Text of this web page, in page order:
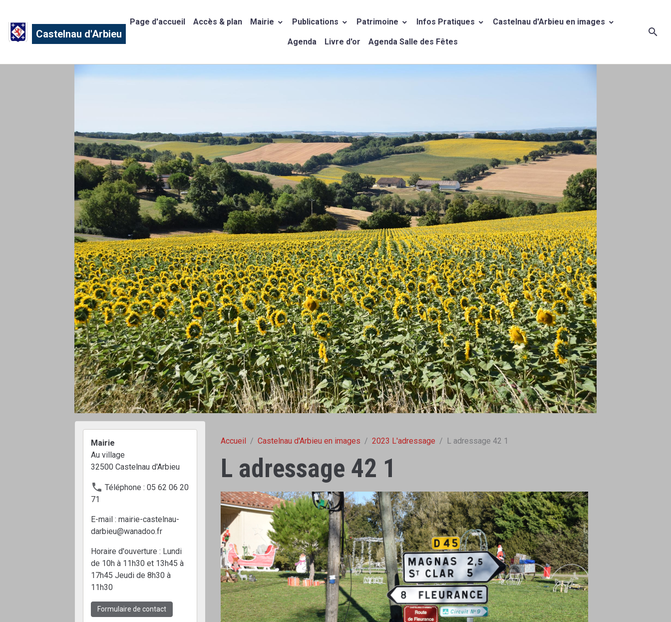
Castelnau d'Arbieu
Page d'accueil Accès & plan Mairie Publications Patrimoine Infos Pratiques Castelnau d'Arbieu en images
Agenda Livre d'or Agenda Salle des Fêtes
Accueil Castelnau d'Arbieu en images 2023 L'adressage L adressage 42 1
L adressage 42 1
Mairie
Au village
32500 Castelnau d'Arbieu
Téléphone : 05 62 06 20
71
E-mail : mairie-castelnau-
darbieu@wanadoo.fr
Horaire d'ouverture : Lundi
de 10h à 11h30 et 13h45 à
17h45 Jeudi de 8h30 à
11h30
Formulaire de contact